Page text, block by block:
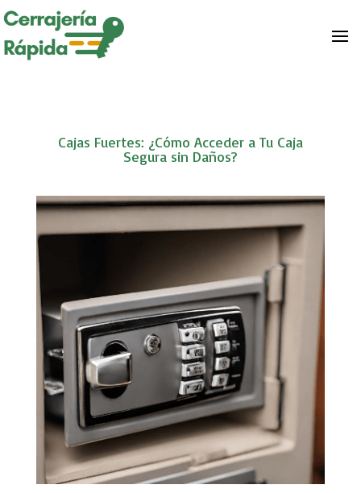
Cajas Fuertes: ¿Cómo Acceder a Tu Caja
Segura sin Daños?